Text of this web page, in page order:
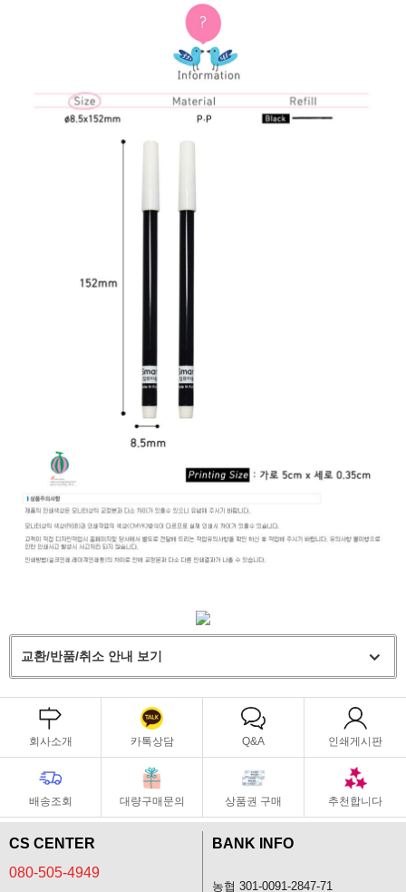
교환/반품/취소 안내 보기
회사소개 카톡상담 Q&A 인쇄게시판
배송조회 대량구매문의 상품권 구매 추천합니다
CS CENTER
080-505-4949
BANK INFO
농협 301-0091-2847-71